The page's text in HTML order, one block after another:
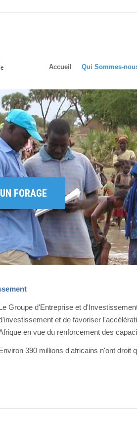
Accueil Qui Sommes-
Groupe d'Entreprise et
et de favoriser
en vue du renforcement des
390 millions d'africains n'ont droit